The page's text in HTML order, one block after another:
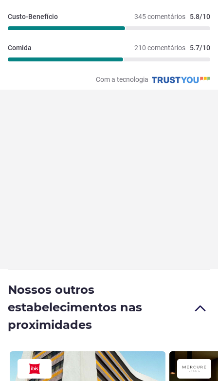
345 comentários 5.8/10
Custo-Benefício
210 comentários 5.7/10
Comida
Com a tecnologia
Nossos outros
estabelecimentos nas
proximidades